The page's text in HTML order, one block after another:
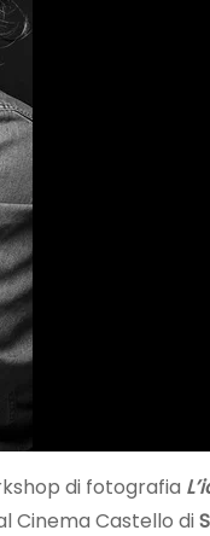
di fotografia
Cinema Castello di